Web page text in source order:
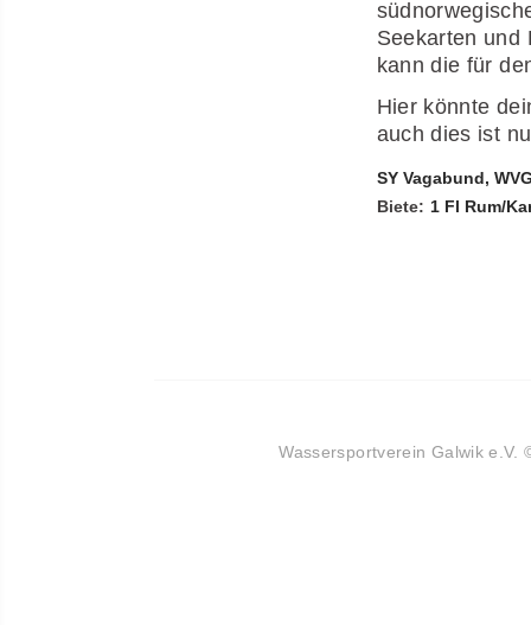
Seekarten und
kann die für
Hier könnte
auch dies ist
SY Vagabund,
Biete: 1 Fl Rum/
Wassersportverein Galwik e.V.